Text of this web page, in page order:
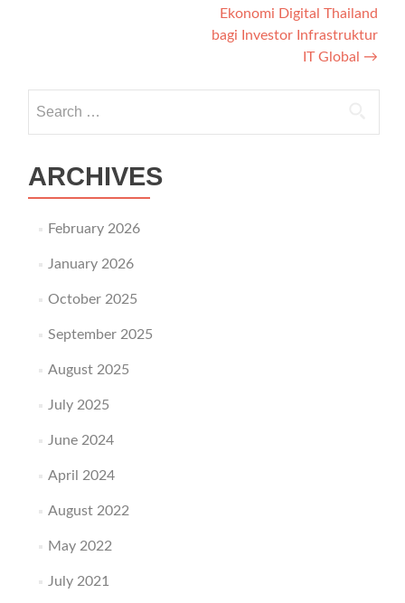
Ekonomi Digital Thailand
bagi Investor Infrastruktur
IT Global →
ARCHIVES
February 2026
January 2026
October 2025
September 2025
August 2025
July 2025
June 2024
April 2024
August 2022
May 2022
July 2021